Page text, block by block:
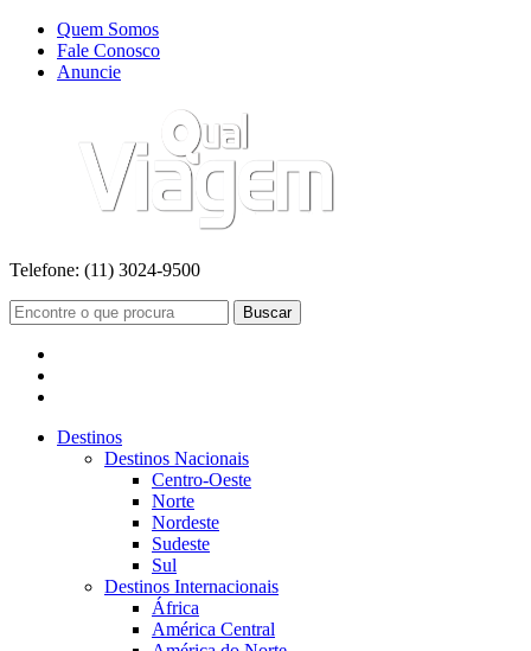
Quem Somos
Fale Conosco
Anuncie
Telefone: (11) 3024-9500
Buscar
Destinos
Destinos Nacionais
Centro-Oeste
Norte
Nordeste
Sudeste
Sul
Destinos Internacionais
África
América Central